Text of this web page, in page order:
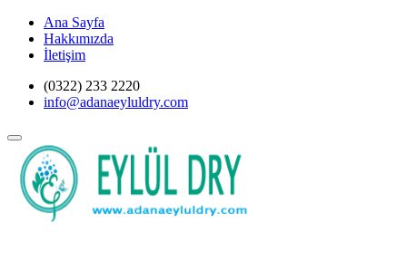
Ana Sayfa
Hakkımızda
İletişim
(0322) 233 2220
info@adanaeyluldry.com